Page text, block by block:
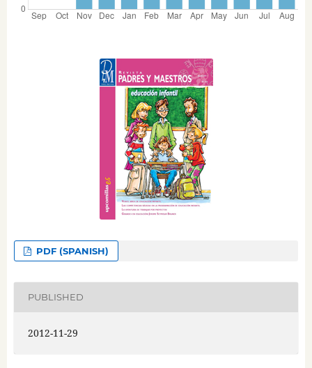
PDF (SPANISH)
PUBLISHED
2012-11-29